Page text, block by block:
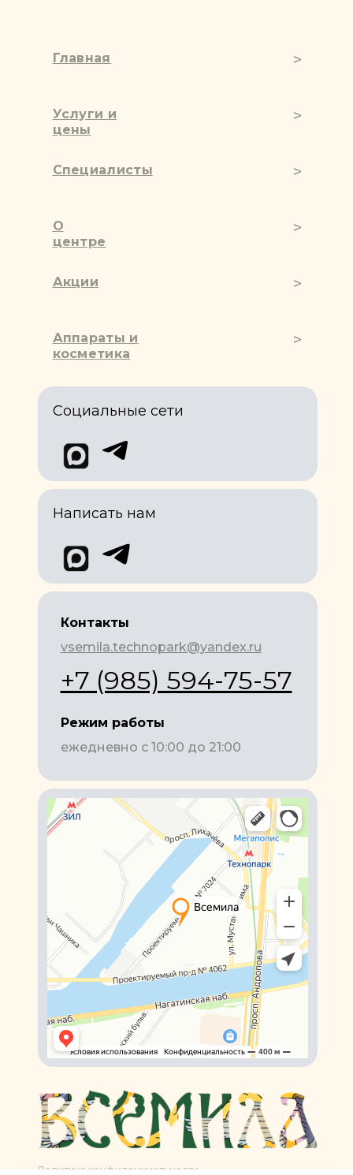
Главная
Аппараты и
косметика
Услуги и
цены
Специалисты
О
центре
Акции
Контакты
vsemila.technopark@yandex.ru
Режим работы
ежедневно с 10:00 до 21:00
+7 (985) 594-75-57
Социальные сети
Написать нам
Политика конфиденциальности